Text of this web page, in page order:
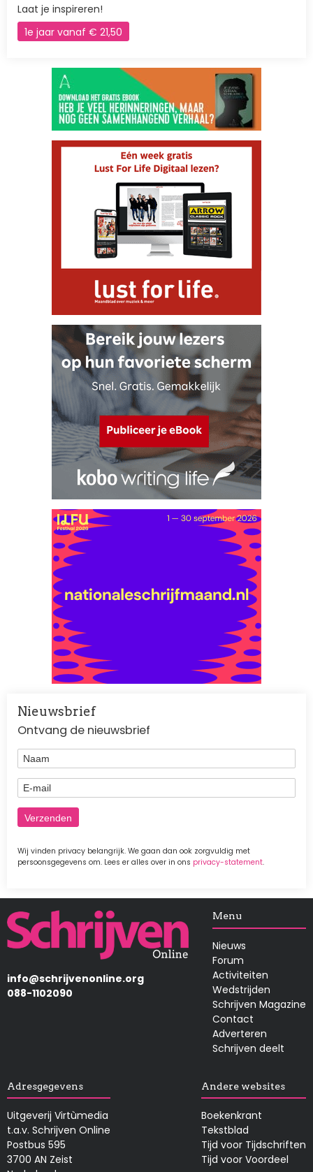
Laat je inspireren!
1e jaar vanaf € 21,50
Nieuwsbrief
Ontvang de nieuwsbrief
Naam
E-mail
Wij vinden privacy belangrijk. We gaan dan ook zorgvuldig met
persoonsgegevens om. Lees er alles over in ons privacy-statement.
Afbeelding
info@schrijvenonline.org
088-1102090
Menu
Nieuws
Forum
Activiteiten
Wedstrijden
Schrijven Magazine
Contact
Adverteren
Schrijven deelt
Adresgegevens
Uitgeverij Virtùmedia
t.a.v. Schrijven Online
Postbus 595
3700 AN Zeist
Andere websites
Boekenkrant
Tekstblad
Tijd voor Tijdschriften
Tijd voor Voordeel